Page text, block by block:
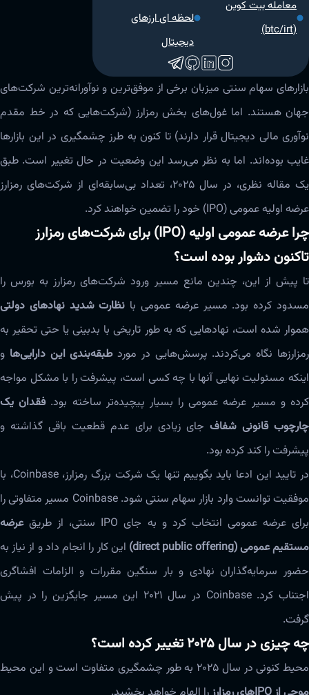
معامله بیت کوین
(btc/irt)
لحظه ای ارزهای
دیجیتال
بازارهای سهام سنتی میزبان برخی از موفق‌ترین و نوآورانه‌ترین شرکت‌های
جهان هستند. اما غول‌های بخش رمزارز (شرکت‌هایی که در خط مقدم
نوآوری مالی دیجیتال قرار دارند) تا کنون به طرز چشمگیری در این بازارها
غایب بوده‌اند. اما به نظر می‌رسد این وضعیت در حال تغییر است. طبق
یک مقاله نظری، در سال ۲۰۲۵، تعداد بی‌سابقه‌ای از شرکت‌های رمزارز
عرضه اولیه عمومی (IPO) خود را تضمین خواهند کرد.
چرا عرضه عمومی اولیه (IPO) برای شرکت‌های رمزارز
تاکنون دشوار بوده است؟
تا پیش از این، چندین مانع مسیر ورود شرکت‌های رمزارز به بورس را
مسدود کرده بود. مسیر عرضه عمومی با نظارت شدید نهادهای دولتی
هموار شده است، نهادهایی که به طور تاریخی با بدبینی یا حتی تحقیر به
رمزارزها نگاه می‌کردند. پرسش‌هایی در موردطبقه‌بندی این دارایی‌ها و
اینکه مسئولیت نهایی آنها با چه کسی است، پیشرفت را با مشکل مواجه
کرده و مسیر عرضه عمومی را بسیار پیچیده‌تر ساخته بود.فقدان یک
چارچوب قانونی شفاف جای زیادی برای عدم قطعیت باقی گذاشته و
پیشرفت را کند کرده بود.
در تایید این ادعا باید بگوییم تنها یک شرکت بزرگ رمزارز، Coinbase، با
موفقیت توانست وارد بازار سهام سنتی شود. Coinbase مسیر متفاوتی را
برای عرضه عمومی انتخاب کرد و به جای IPO سنتی، از طریق
عرضه
مستقیم عمومی (direct public offering)
این کار را انجام داد و از نیاز به
حضور سرمایه‌گذاران نهادی و بار سنگین مقررات و الزامات افشاگری
اجتناب کرد. Coinbase در سال ۲۰۲۱ این مسیر جایگزین را در پیش
گرفت.
چه چیزی در سال ۲۰۲۵ تغییر کرده است؟
محیط کنونی در سال ۲۰۲۵ به طور چشمگیری متفاوت است و این محیط